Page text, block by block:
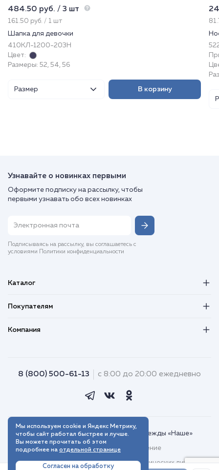
484.50 руб. / 3 шт
161.50 руб. / 1 шт
Шапка для девочки
410КЛ-1200-203Н
Цвет:
Размеры: 52, 54, 56
Размер В корзину
Узнавайте о новинках первыми
Оформите подписку на рассылку, чтобы
первыми узнавать обо всех новинках
Подписываясь на рассылку, вы соглашаетесь с
условиями Политики конфиденциальности
Каталог
Покупателям
Компания
8 (800) 500-61-13 с 8:00 до 20:00 ежедневно
© 2018–2026. Интернет-магазин одежды «Наше»
Пользовательское соглашение
Договор присоединения для юридических лиц
Мы используем cookie и Яндекс Метрику,
чтобы сайт работал быстрее и лучше.
Вы можете прочитать об этом
подробнее на отдельной странице
Согласен на обработку